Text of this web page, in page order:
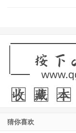
猜你喜欢